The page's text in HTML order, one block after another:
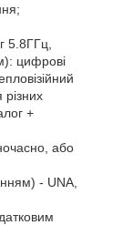
5.8ГГц,
цифрові
+
або
- UNA,